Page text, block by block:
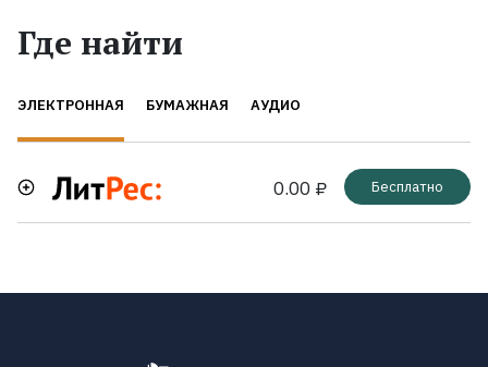
Где найти
ЭЛЕКТРОННАЯ БУМАЖНАЯ АУДИО
0.00 ₽ Бесплатно